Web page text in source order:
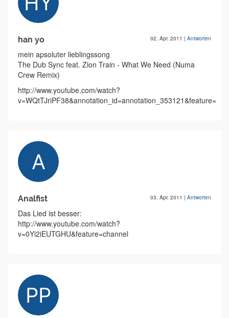
han yo 02. Apr. 2011 | Antworten
mein apsoluter lieblingssong
The Dub Sync feat. Zion Train - What We Need (Numa
Crew Remix)
http://www.youtube.com/watch?
Analfist 03. Apr. 2011 | Antworten
Das Lied ist besser:
http://www.youtube.com/watch?
v=0Yi2iEUTGHU&feature=channel